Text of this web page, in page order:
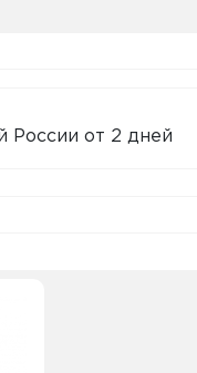
России от 2 дней